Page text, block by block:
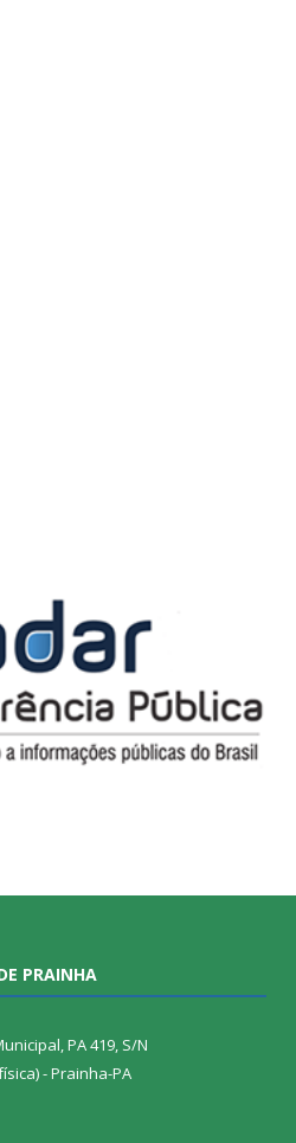
PRAINHA
PA 419, S/N
- Prainha-PA